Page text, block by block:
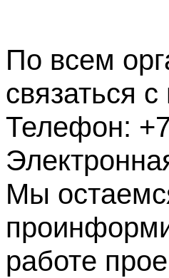
По всем
связаться
Телефон:
Мы
работе